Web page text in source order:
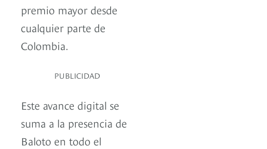
premio mayor desde
cualquier parte de
Colombia.
PUBLICIDAD
Este avance digital se
suma a la presencia de
Baloto en todo el